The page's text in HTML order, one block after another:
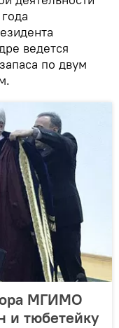
ведется
по двум
МГИМО
и тюбетейку